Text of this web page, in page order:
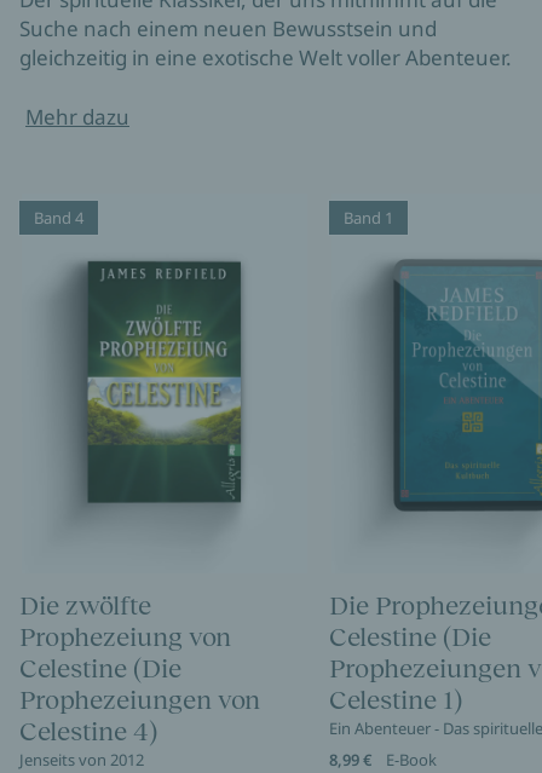
Suche nach einem neuen Bewusstsein und
gleichzeitig in eine exotische Welt voller Abenteuer.
Mehr dazu
Band 4
Die zwölfte
Prophezeiung von
Celestine (Die
Prophezeiungen von
Celestine 4)
Jenseits von 2012
Band 1
Die
Celestine (Die
Prophezeiungen
Celestine 1)
Ein Abenteuer - Das
8,99 €
E-Book